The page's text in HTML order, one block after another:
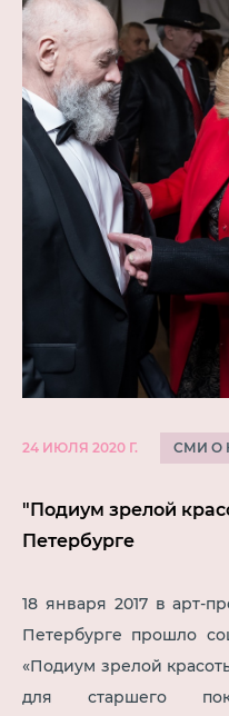
24 ИЮЛЯ 2020 Г. СМИ О
"Подиум зрелой
Петербурге
18 января 2017 в арт-
Петербурге прошло
«Подиум зрелой
для старшего